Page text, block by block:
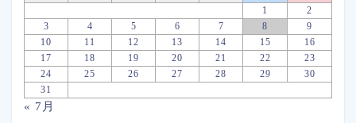
1
2
3
4 5 6 7 8
9
10
11 12 13 14 15
16
17
18 19 20 21 22
23
24
25 26 27 28 29
30
31
« 7月